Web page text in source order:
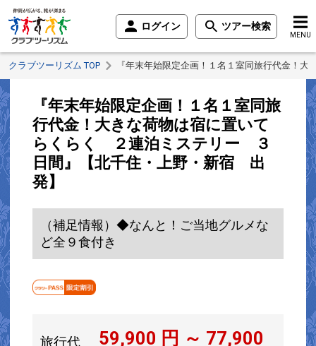
ログイン ツアー検索
MENU
クラブツーリズム TOP 『年末年始限定企画！１名１室同旅行代金
『年末年始限定企画！１名１室同旅
行代金！大きな荷物は宿に置いて
らくらく ２連泊ミステリー ３
日間』【北千住・上野・新宿 出
発】
（補足情報）◆なんと！ご当地グルメな
ど全９食付き
旅行代
59,900 円 ～ 77,900